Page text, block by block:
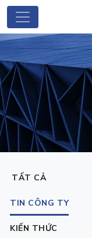
TẤT CẢ
TIN CÔNG TY
KIẾN THỨC